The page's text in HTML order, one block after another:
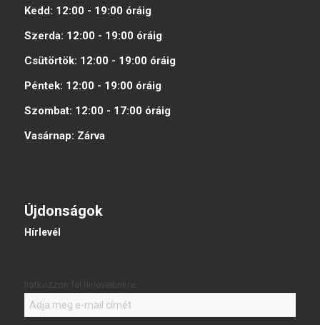
Kedd: 12:00 - 19:00 óráig
Szerda: 12:00 - 19:00 óráig
Csütörtök: 12:00 - 19:00 óráig
Péntek: 12:00 - 19:00 óráig
Szombat: 12:00 - 17:00 óráig
Vasárnap: Zárva
Újdonságok
Hírlevél